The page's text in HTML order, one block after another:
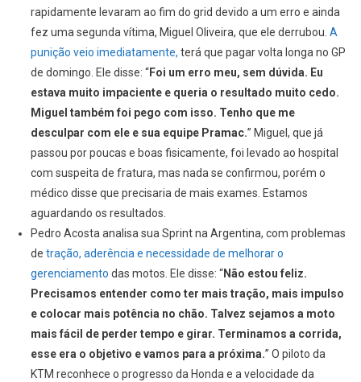
rapidamente levaram ao fim do grid devido a um erro e ainda
fez uma segunda vítima, Miguel Oliveira, que ele derrubou. A
punição veio imediatamente, terá que pagar volta longa no GP
de domingo. Ele disse: “Foi um erro meu, sem dúvida. Eu
estava muito impaciente e queria o resultado muito cedo.
Miguel também foi pego com isso. Tenho que me
desculpar com ele e sua equipe Pramac.” Miguel, que já
passou por poucas e boas fisicamente, foi levado ao hospital
com suspeita de fratura, mas nada se confirmou, porém o
médico disse que precisaria de mais exames. Estamos
aguardando os resultados.
Pedro Acosta analisa sua Sprint na Argentina, com problemas
de tração, aderência e necessidade de melhorar o
gerenciamento das motos. Ele disse: “Não estou feliz.
Precisamos entender como ter mais tração, mais impulso
e colocar mais potência no chão. Talvez sejamos a moto
mais fácil de perder tempo e girar. Terminamos a corrida,
esse era o objetivo e vamos para a próxima.” O piloto da
KTM reconhece o progresso da Honda e a velocidade da